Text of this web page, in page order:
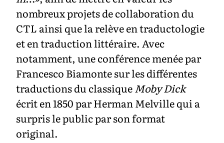
nombreux projets de collaboration du
CTL ainsi que la relève en traductologie
et en traduction littéraire. Avec
notamment, une conférence menée par
Francesco Biamonte sur les différentes
traductions du classiqueMoby Dick
écrit en 1850 par Herman Melville qui a
surpris le public par son format
original.